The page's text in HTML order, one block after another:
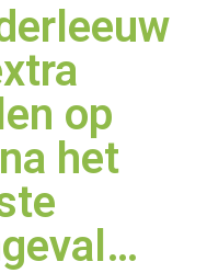
op
het